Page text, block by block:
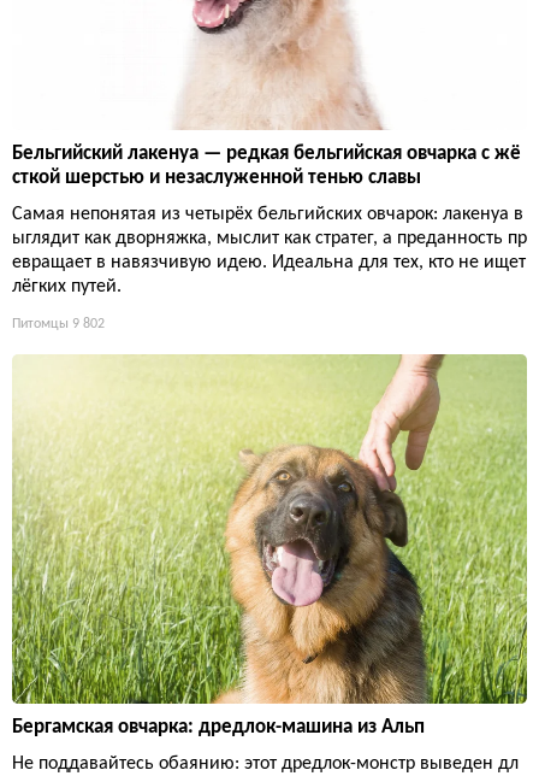
Бельгийский лакенуа — редкая бельгийская овчарка с жё
сткой шерстью и незаслуженной тенью славы
Самая непонятая из четырёх бельгийских овчарок: лакенуа в
ыглядит как дворняжка, мыслит как стратег, а преданность пр
евращает в навязчивую идею. Идеальна для тех, кто не ищет
лёгких путей.
Питомцы 9 802
Бергамская овчарка: дредлок-машина из Альп
Не поддавайтесь обаянию: этот дредлок-монстр выведен дл